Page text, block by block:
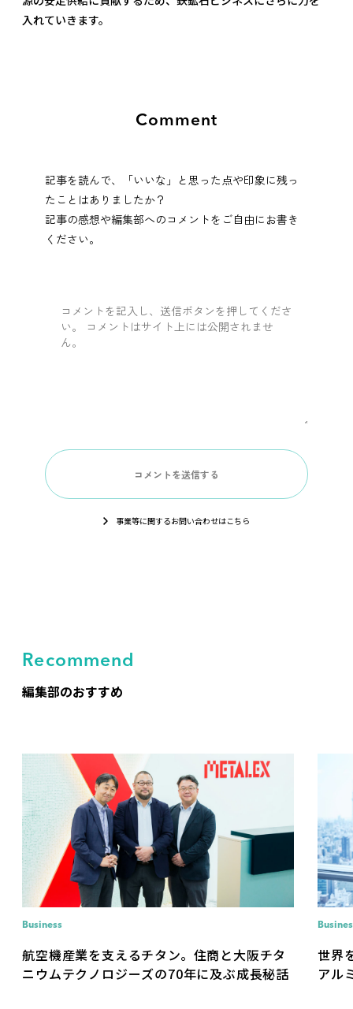
入れていきます。
Comment
記事を読んで、「いいな」と思った点や印象に残っ
たことはありましたか？
記事の感想や編集部へのコメントをご自由にお書き
ください。
事業等に関するお問い合わせはこちら
Recommend
編集部のおすすめ
Business
航空機産業を支えるチタン。住商と大阪チタ
ニウムテクノロジーズの70年に及ぶ成長秘話
世界
アル